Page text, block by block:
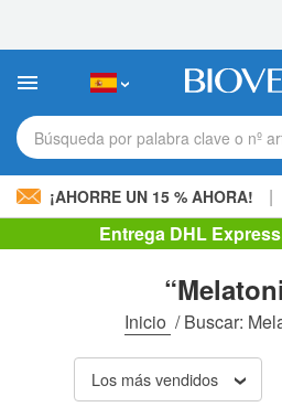
sitio
incluye
sistema
de Búsqueda por palabra clave o nº
¡AHORRE UN 15 % AHORA! |
Entrega DHL
Inicio /Buscar:
Los más vendidos